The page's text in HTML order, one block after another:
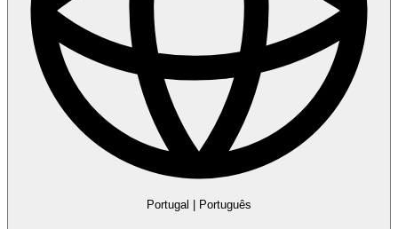
Portugal Português